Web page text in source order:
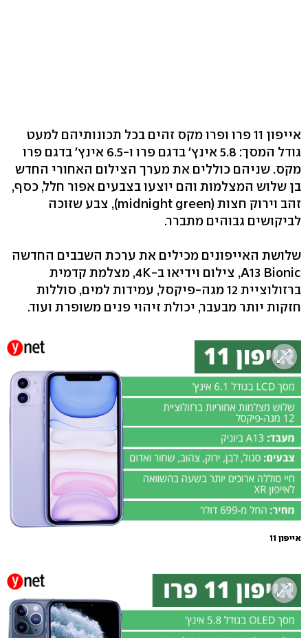
אייפון 11 פרו ופרו מקס זהים בכל תכונותיהם למעט
גודל המסך: 5.8 אינץ' בדגם פרו ו-6.5 אינץ' בדגם פרו
מקס. שניהם כוללים את מערך הצילום האחורי החדש
בן שלוש המצלמות והם יוצעו בצבעים אפור חלל, כסף,
זהב וירוק חצות (midnight green), צבע שזוכה
לביקושים גבוהים מתברר.
שלושת האייפונים מכילים את ערכת השבבים החדשה
A13 Bionic, צילום וידיאו ב-4K, מצלמת קדמית
ברזולוציית 12 מגה-פיקסל, עמידות למים, סוללות
חזקות יותר מבעבר, יכולת זיהוי פנים משופרת ועוד.
אייפון 11